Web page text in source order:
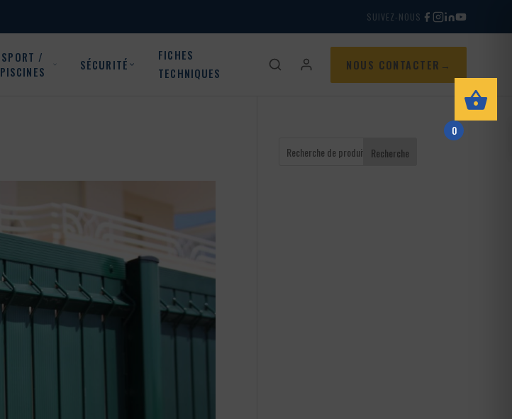
SUIVEZ-NOUS
SPORT /
PISCINES
SÉCURITÉ
FICHES
TECHNIQUES
NOUS CONTACTER
Recherche
0